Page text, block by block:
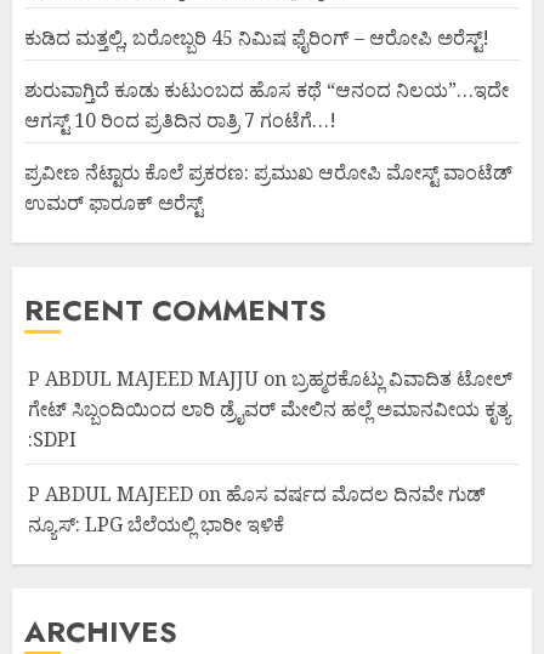
ಕುಡಿದ ಮತ್ತಲ್ಲಿ, ಬರೋಬ್ಬರಿ 45 ನಿಮಿಷ ಫೈರಿಂಗ್ – ಆರೋಪಿ ಅರೆಸ್ಟ್!
ಶುರುವಾಗ್ತಿದೆ ಕೂಡು ಕುಟುಂಬದ ಹೊಸ ಕಥೆ “ಆನಂದ ನಿಲಯ”…ಇದೇ
ಆಗಸ್ಟ್ 10 ರಿಂದ ಪ್ರತಿದಿನ ರಾತ್ರಿ 7 ಗಂಟೆಗೆ…!
ಪ್ರವೀಣ ನೆಟ್ಟಾರು ಕೊಲೆ ಪ್ರಕರಣ: ಪ್ರಮುಖ ಆರೋಪಿ ಮೋಸ್ಟ್ ವಾಂಟೆಡ್
ಉಮರ್ ಫಾರೂಕ್ ಅರೆಸ್ಟ್
RECENT COMMENTS
P ABDUL MAJEED MAJJU onಬ್ರಹ್ಮರಕೊಟ್ಲು ವಿವಾದಿತ ಟೋಲ್
ಗೇಟ್ ಸಿಬ್ಬಂದಿಯಿಂದ ಲಾರಿ ಡ್ರೈವರ್ ಮೇಲಿನ ಹಲ್ಲೆ ಅಮಾನವೀಯ ಕೃತ್ಯ
:SDPI
P ABDUL MAJEED on ಹೊಸ ವರ್ಷದ ಮೊದಲ ದಿನವೇ ಗುಡ್
ನ್ಯೂಸ್: LPG ಬೆಲೆಯಲ್ಲಿ ಭಾರೀ ಇಳಿಕೆ
ARCHIVES